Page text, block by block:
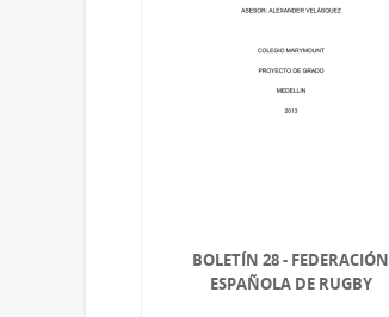
BOLETÍN 28 - FEDERACIÓN
ESPAÑOLA DE RUGBY